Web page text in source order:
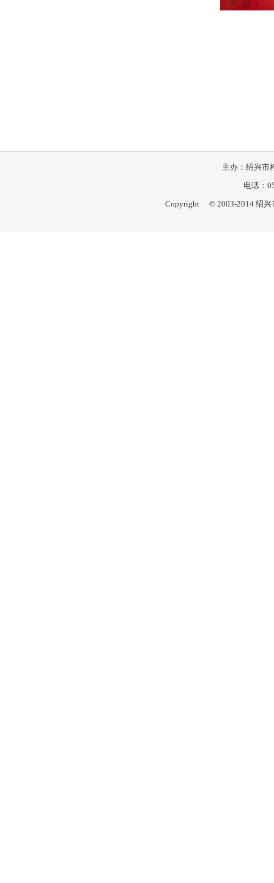
主办：绍兴市
电话：
Copyright © 2003-2014 绍兴